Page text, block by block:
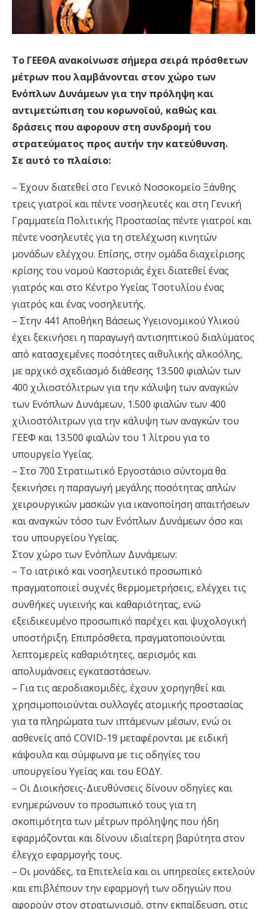
Το ΓΕΕΘΑ ανακοίνωσε σήμερα σειρά πρόσθετων
μέτρων που λαμβάνονται στον χώρο των
Ενόπλων Δυνάμεων για την πρόληψη και
αντιμετώπιση του κορωνοϊού, καθώς και
δράσεις που αφορουν στη συνδρομή του
στρατεύματος προς αυτήν την κατεύθυνση.
Σε αυτό το πλαίσιο:
– Έχουν διατεθεί στο Γενικό Νοσοκομείο Ξάνθης
τρεις γιατροί και πέντε νοσηλευτές και στη Γενική
Γραμματεία Πολιτικής Προστασίας πέντε γιατροί και
πέντε νοσηλευτές για τη στελέχωση κινητών
μονάδων ελέγχου. Επίσης, στην ομάδα διαχείρισης
κρίσης του νομού Καστοριάς έχει διατεθεί ένας
γιατρός και στο Κέντρο Υγείας Τσοτυλίου ένας
γιατρός και ένας νοσηλευτής.
– Στην 441 Αποθήκη Βάσεως Υγειονομικού Υλικού
έχει ξεκινήσει η παραγωγή αντισηπτικού διαλύματος
από κατασχεμένες ποσότητες αιθυλικής αλκοόλης,
με αρχικό σχεδιασμό διάθεσης 13.500 φιαλών των
400 χιλιοστόλιτρων για την κάλυψη των αναγκών
των Ενόπλων Δυνάμεων, 1.500 φιαλών των 400
χιλιοστόλιτρων για την κάλυψη των αναγκών του
ΓΕΕΦ και 13.500 φιαλών του 1 λίτρου για το
υπουργείο Υγείας.
– Στο 700 Στρατιωτικό Εργοστάσιο σύντομα θα
ξεκινήσει η παραγωγή μεγάλης ποσότητας απλών
χειρουργικών μασκών για ικανοποίηση απαιτήσεων
και αναγκών τόσο των Ενόπλων Δυνάμεων όσο και
του υπουργείου Υγείας.
Στον χώρο των Ενόπλων Δυνάμεων:
– Το ιατρικό και νοσηλευτικό προσωπικό
πραγματοποιεί συχνές θερμομετρήσεις, ελέγχει τις
συνθήκες υγιεινής και καθαριότητας, ενώ
εξειδικευμένο προσωπικό παρέχει και ψυχολογική
υποστήριξη. Επιπρόσθετα, πραγματοποιούνται
λεπτομερείς καθαριότητες, αερισμός και
απολυμάνσεις εγκαταστάσεων.
– Για τις αεροδιακομιδές, έχουν χορηγηθεί και
χρησιμοποιούνται συλλογές ατομικής προστασίας
για τα πληρώματα των ιπτάμενων μέσων, ενώ οι
ασθενείς από COVID-19 μεταφέρονται με ειδική
κάψουλα και σύμφωνα με τις οδηγίες του
υπουργείου Υγείας και του ΕΟΔΥ.
– Οι Διοικήσεις-Διευθύνσεις δίνουν οδηγίες και
ενημερώνουν το προσωπικό τους για τη
σκοπιμότητα των μέτρων πρόληψης που ήδη
εφαρμόζονται και δίνουν ιδιαίτερη βαρύτητα στον
έλεγχο εφαρμογής τους.
– Οι μονάδες, τα Επιτελεία και οι υπηρεσίες εκτελούν
και επιβλέπουν την εφαρμογή των οδηγιών που
αφορούν στον στρατωνισμό, στην εκπαίδευση, στις